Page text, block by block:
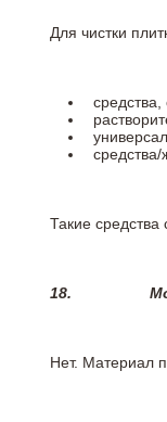
Для чистки
Такие
18.
Нет. Материал